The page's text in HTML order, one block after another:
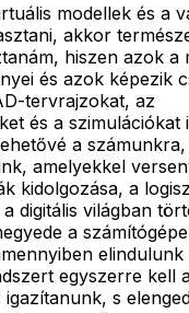
modellek és a
akkor
hiszen azok a
és azok képezik
tervrajzokat, az
és a szimulációkat
a
amelyekkel
kidolgozása, a
digitális világban
a
egyszerre kell
s